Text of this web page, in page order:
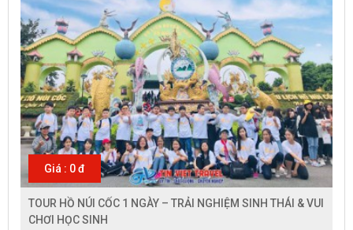
Giá : 0 đ
TOUR HỒ NÚI CỐC 1 NGÀY – TRẢI NGHIỆM SINH THÁI & VUI
CHƠI HỌC SINH